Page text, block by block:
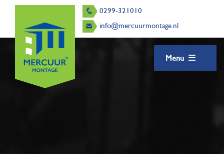
Menu
0299-321010
info@mercuurmontage.nl